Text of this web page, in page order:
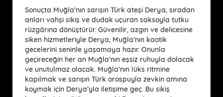
Sonuçta Muğla’nın sarışın Türk ateşi Derya, sıradan
anları vahşi sikiş ve dudak uçuran saksoyla tutku
rüzgârına dönüştürür. Güvenilir, azgın ve delicesine
siken hizmetleriyle Derya, Muğla’nın kaotik
gecelerini seninle yaşamaya hazır. Onunla
geçireceğin her an Muğla’nın eşsiz ruhuyla dolacak
ve unutulmaz olacak. Muğla’nın lüks ritmine
kapılmak ve sarışın Türk orospuyla zevkin amına
koymak için Derya’yla iletişime geç. Bu sikiş